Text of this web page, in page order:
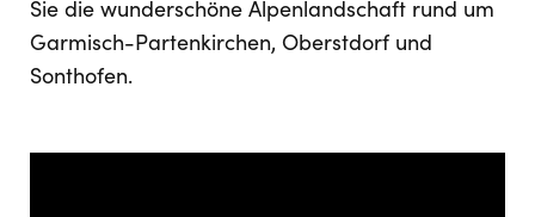
Sie die wunderschöne Alpenlandschaft rund um
Garmisch-Partenkirchen, Oberstdorf und
Sonthofen.